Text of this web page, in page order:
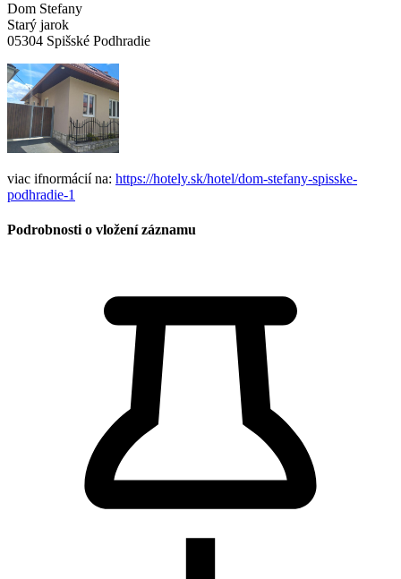
Dom Stefany
Starý jarok
05304 Spišské Podhradie
viac ifnormácií na: https://hotely.sk/hotel/dom-stefany-spisske-
podhradie-1
Podrobnosti o vložení záznamu